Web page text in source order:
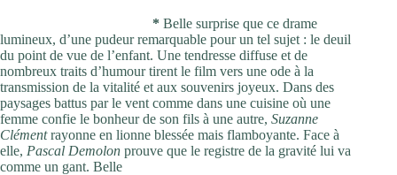
* Belle surprise que ce drame
lumineux, d’une pudeur remarquable pour un tel sujet : le deuil
du point de vue de l’enfant. Une tendresse diffuse et de
nombreux traits d’humour tirent le film vers une ode à la
transmission de la vitalité et aux souvenirs joyeux. Dans des
paysages battus par le vent comme dans une cuisine où une
femme confie le bonheur de son fils à une autre, Suzanne
Clémentrayonne en lionne blessée mais flamboyante. Face à
elle, Pascal Demolon prouve que le registre de la gravité lui va
comme un gant. Belle